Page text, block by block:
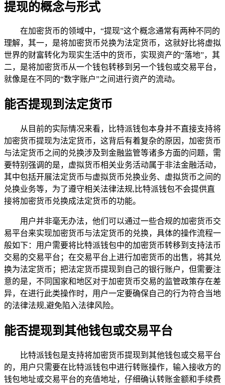
提现的概念与形式
在加密货币的领域中，“提现”这个概念通常有两种不同的
理解，其一，是将加密货币兑换为法定货币，这就好比将虚拟
世界的财富转化为现实生活中的货币，实现资产的“落地”，其
二，是将加密货币从一个钱包转移到另一个钱包或交易平台，
就像是在不同的“数字账户”之间进行资产的流动。
能否提现到法定货币
从目前的实际情况来看，比特派钱包本身并不直接支持将
加密货币提现为法定货币，这背后有着复杂的原因，加密货币
与法定货币之间的兑换涉及到金融监管等诸多方面的问题，需
要特别强调的是，虚拟货币相关业务活动属于非法金融活动，
其中包括开展法定货币与虚拟货币兑换业务、虚拟货币之间的
兑换业务等，为了遵守相关法律法规,比特派钱包不会提供直
接将加密货币兑换成法定货币的功能。
用户并非毫无办法，他们可以通过一些合规的加密货币交
易平台来实现加密货币与法定货币的兑换，具体的操作流程一
般如下：用户需要将比特派钱包中的加密货币转移到支持法币
交易的交易平台；在交易平台上进行加密货币的出售，将其兑
换为法定货币；把法定货币提现到自己的银行账户，但需要注
意的是，不同国家和地区对于加密货币交易的监管政策存在差
异，在进行此类操作时，用户一定要确保自己的行为符合当地
的法律法规,避免陷入法律风险。
能否提现到其他钱包或交易平台
比特派钱包是支持将加密货币提现到其他钱包或交易平台
的，用户只需要在比特派钱包中进行转账操作，输入接收方的
钱包地址或交易平台的充值地址，仔细确认转账金额和手续费